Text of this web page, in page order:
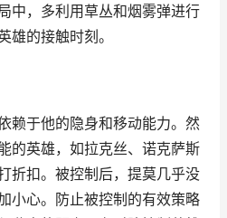
中，多利用草丛和烟雾弹进行
雄的接触时刻。
赖于他的隐身和移动能力。然
的英雄，如拉克丝、诺克萨斯
折扣。被控制后，提莫几乎没
小心。防止被控制的有效策略